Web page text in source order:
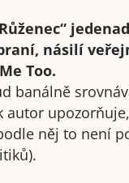
násilí
Too.
banálně
něj to není